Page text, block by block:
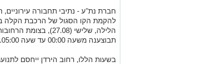
חברת נת"ע - נתיבי תחבורה
להקמת הקו הסגול של הרכבת הקלה
הלילה, שלישי (27.08),
תבוצענה משעה 00:00 עד שעה 05:00.
בשעות הללו, רחוב הירדן ייחסם